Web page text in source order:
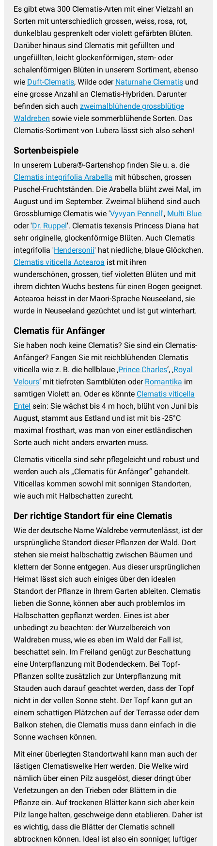
Es gibt etwa 300 Clematis-Arten mit einer Vielzahl an
Sorten mit unterschiedlich grossen, weiss, rosa, rot,
dunkelblau gesprenkelt oder violett gefärbten Blüten.
Darüber hinaus sind Clematis mit gefüllten und
ungefüllten, leicht glockenförmigen, stern- oder
schalenförmigen Blüten in unserem Sortiment, ebenso
wie Duft-Clematis, Wilde oder Naturnahe Clematis und
eine grosse Anzahl an Clematis-Hybriden. Darunter
befinden sich auch zweimalblühende grossblütige
Waldreben sowie viele sommerblühende Sorten. Das
Clematis-Sortiment von Lubera lässt sich also sehen!
Sortenbeispiele
In unserem Lubera®-Gartenshop finden Sie u. a. die
Clematis integrifolia Arabella mit hübschen, grossen
Puschel-Fruchtständen. Die Arabella blüht zwei Mal, im
August und im September. Zweimal blühend sind auch
Grossblumige Clematis wie 'Vyvyan Pennell ', Multi Blue
oder 'Dr. Ruppel '. Clematis texensis Princess Diana hat
sehr originelle, glockenförmige Blüten. Auch Clematis
integrifolia 'Hendersonii' hat niedliche, blaue Glöckchen.
Clematis viticella Aotearoa ist mit ihren
wunderschönen, grossen, tief violetten Blüten und mit
ihrem dichten Wuchs bestens für einen Bogen geeignet.
Aotearoa heisst in der Maori-Sprache Neuseeland, sie
wurde in Neuseeland gezüchtet und ist gut winterhart.
Clematis für Anfänger
Sie haben noch keine Clematis? Sie sind ein Clematis-
Anfänger? Fangen Sie mit reichblühenden Clematis
viticella wie z. B. die hellblaue ‚Prince Charles‘, ‚Royal
Velours‘ mit tiefroten Samtblüten oder Romantika im
samtigen Violett an. Oder es könnte Clematis viticella
Entel sein: Sie wächst bis 4 m hoch, blüht von Juni bis
August, stammt aus Estland und ist mit bis -25°C
maximal frosthart, was man von einer estländischen
Sorte auch nicht anders erwarten muss.
Clematis viticella sind sehr pflegeleicht und robust und
werden auch als „Clematis für Anfänger“ gehandelt.
Viticellas kommen sowohl mit sonnigen Standorten,
wie auch mit Halbschatten zurecht.
Der richtige Standort für eine Clematis
Wie der deutsche Name Waldrebe vermutenlässt, ist der
ursprüngliche Standort dieser Pflanzen der Wald. Dort
stehen sie meist halbschattig zwischen Bäumen und
klettern der Sonne entgegen. Aus dieser ursprünglichen
Heimat lässt sich auch einiges über den idealen
Standort der Pflanze in Ihrem Garten ableiten. Clematis
lieben die Sonne, können aber auch problemlos im
Halbschatten gepflanzt werden. Eines ist aber
unbedingt zu beachten: der Wurzelbereich von
Waldreben muss, wie es eben im Wald der Fall ist,
beschattet sein. Im Freiland genügt zur Beschattung
eine Unterpflanzung mit Bodendeckern. Bei Topf-
Pflanzen sollte zusätzlich zur Unterpflanzung mit
Stauden auch darauf geachtet werden, dass der Topf
nicht in der vollen Sonne steht. Der Topf kann gut an
einem schattigen Plätzchen auf der Terrasse oder dem
Balkon stehen, die Clematis muss dann einfach in die
Sonne wachsen können.
Mit einer überlegten Standortwahl kann man auch der
lästigen Clematiswelke Herr werden. Die Welke wird
nämlich über einen Pilz ausgelöst, dieser dringt über
Verletzungen an den Trieben oder Blättern in die
Pflanze ein. Auf trockenen Blätter kann sich aber kein
Pilz lange halten, geschweige denn etablieren. Daher ist
es wichtig, dass die Blätter der Clematis schnell
abtrocknen können. Ideal ist also ein sonniger, luftiger